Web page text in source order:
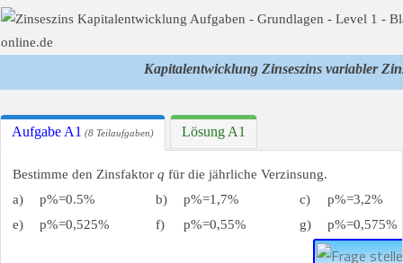
Kapitalentwicklung Zinseszins variabler
Aufgabe A1 (8 Teilaufgaben) Lösung A1
Bestimme den Zinsfaktor q für die jährliche Verzinsung.
a)
p%=0.5% b) p%=1,7% c)
p%=3,2%
e)
p%=0,525% f) p%=0,55% g) p%=0,575%